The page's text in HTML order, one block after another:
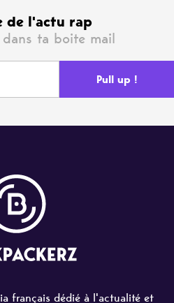
de l'actu rap
ta boite mail
français dédié à l'actualité et